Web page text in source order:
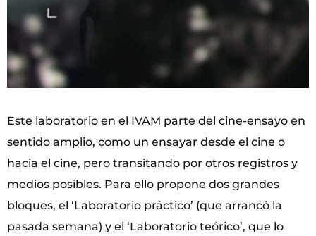
Este laboratorio en el IVAM parte del cine-ensayo en
sentido amplio, como un ensayar desde el cine o
hacia el cine, pero transitando por otros registros y
medios posibles. Para ello propone dos grandes
bloques, el ‘Laboratorio práctico’ (que arrancó la
pasada semana) y el ‘Laboratorio teórico’, que lo